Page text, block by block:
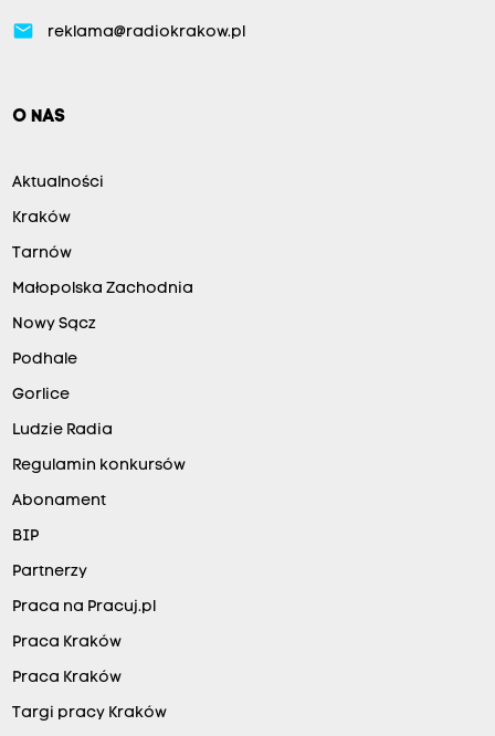
email reklama@radiokrakow.pl
O NAS
Aktualności
Kraków
Tarnów
Małopolska Zachodnia
Nowy Sącz
Podhale
Gorlice
Ludzie Radia
Regulamin konkursów
Abonament
BIP
Partnerzy
Praca na Pracuj.pl
Praca Kraków
Praca Kraków
Targi pracy Kraków